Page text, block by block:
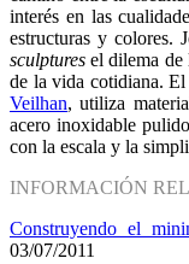
interés en las
estructuras y colores.
sculptures el dilema de
de la vida cotidiana.
Veilhan, utiliza
acero inoxidable
con la escala y la
INFORMACIÓN
Construyendo el
03/07/2011